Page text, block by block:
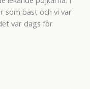
som bäst och vi var
var dags för